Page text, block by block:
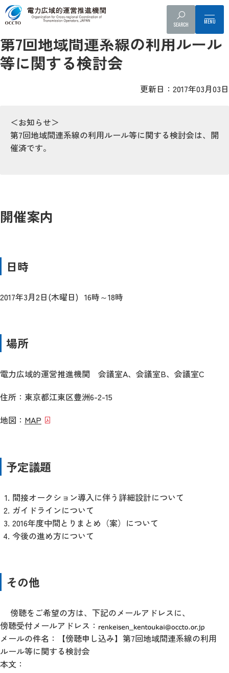
SEARCH
地域間連系線検討会 配布資料
第7回地域間連系線の利用ルール
等に関する検討会
更新日：2017年03月03日
＜お知らせ＞
第7回地域間連系線の利用ルール等に関する検討会は、開
催済です。
開催案内
日時
2017年3月2日(木曜日) 16時～18時
場所
電力広域的運営推進機関 会議室A、会議室B、会議室C
住所：東京都江東区豊洲6-2-15
地図： MAP
予定議題
間接オークション導入に伴う詳細設計について
ガイドラインについて
2016年度中間とりまとめ（案）について
今後の進め方について
その他
傍聴をご希望の方は、下記のメールアドレスに、
傍聴受付メールアドレス：
メールの件名：【傍聴申し込み】第7回地域間連系線の利用
ルール等に関する検討会
本文：